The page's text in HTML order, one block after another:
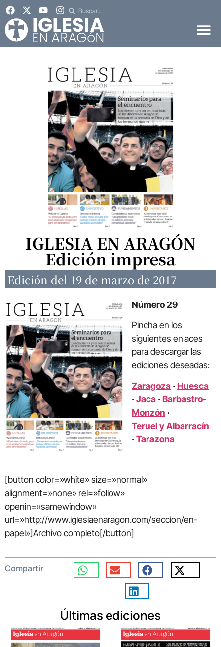
IGLESIA EN ARAGÓN
Edición impresa
Edición del 19 de marzo de 2017
Número 29
Pincha en los
siguientes enlaces
para descargar las
ediciones deseadas:
Zaragoza ·Huesca
·Jaca ·Barbastro-
Monzón ·
Teruel y Albarracín
·Tarazona
[button color=»white» size=»normal»
alignment=»none» rel=»follow»
openin=»samewindow»
url=»http://www.iglesiaenaragon.com/seccion/en-
papel»]Archivo completo[/button]
Compartir
Últimas ediciones